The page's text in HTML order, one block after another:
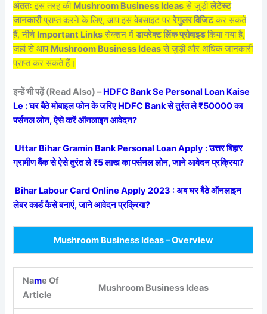
अंततः इस तरह की Mushroom Business Ideas से जुड़ीलेटेस्ट
जानकारीप्राप्त करने के लिए, आप इस वेबसाइट पररेगुलर विजिटकर सकते
हैं, नीचे Important Links सेक्शन मेंडायरेक्ट लिंक प्रोवाइडकिया गया है,
जहां से आप Mushroom Business Ideas से जुड़ी और अधिक जानकारी
प्राप्त कर सकते हैं।
इन्हें भी पढ़ें (Read Also) –HDFC Bank Se Personal Loan Kaise
Le : घर बैठे मोबाइल फोन के जरिए HDFC Bank से तुरंत ले ₹50000 का
पर्सनल लोन, ऐसे करें ऑनलाइन आवेदन?
Uttar Bihar Gramin Bank Personal Loan Apply : उत्तर बिहार
ग्रामीण बैंक से ऐसे तुरंत ले ₹5 लाख का पर्सनल लोन, जाने आवेदन प्रक्रिया?
Bihar Labour Card Online Apply 2023 : अब घर बैठे ऑनलाइन
लेबर कार्ड कैसे बनाएं, जाने आवेदन प्रक्रिया?
Mushroom Business Ideas – Overview
Name Of
Article
Mushroom Business Ideas